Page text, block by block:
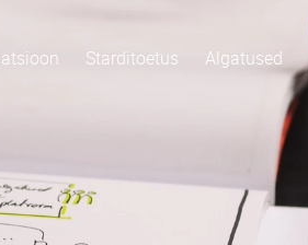
Starditoetus Algatused